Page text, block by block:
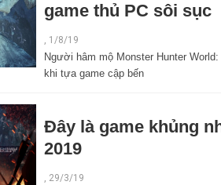
game thủ PC sôi sục
, 1/8/19
Người hâm mộ Monster Hunter
khi tựa game cập bến
Đây là game khủng
2019
, 29/3/19